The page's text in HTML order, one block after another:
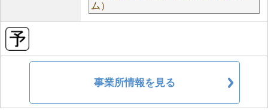
ム）
事業所情報を見る